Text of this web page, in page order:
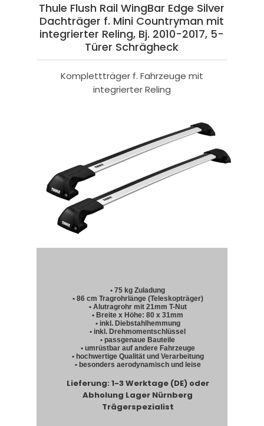
Thule Flush Rail WingBar Edge Silver
Dachträger f. Mini Countryman mit
integrierter Reling, Bj. 2010-2017, 5-
Türer Schrägheck
Komplettträger f. Fahrzeuge mit
integrierter Reling
• 75 kg Zuladung
• 86 cm Tragrohrlänge (Teleskopträger)
• Alutragrohr mit 21mm T-Nut
• Breite x Höhe: 80 x 31mm
• inkl. Diebstahlhemmung
• inkl. Drehmomentschlüssel
• passgenaue Bauteile
• umrüstbar auf andere Fahrzeuge
• hochwertige Qualität und Verarbeitung
• besonders aerodynamisch und leise
Lieferung: 1-3 Werktage (DE) oder
Abholung Lager Nürnberg
Trägerspezialist